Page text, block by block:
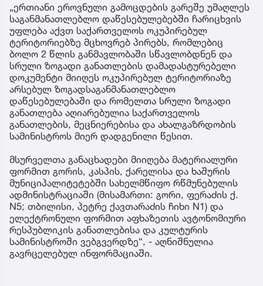
„ერთიანი ეროვნული გამოცდების გარეშე უმაღლეს
საგანმანათლებლო დაწესებულებებში ჩარიცხვის
უფლება აქვთ საქართველოს ოკუპირებულ
ტერიტორიებზე მცხოვრებ პირებს, რომლებიც
ბოლო 2 წლის განმავლობაში სწავლობდნენ და
სრული ზოგადი განათლების დამადასტურებელი
დოკუმენტი მიიღეს ოკუპირებულ ტერიტორიაზე
არსებულ ზოგადსაგანმანათლებლო
დაწესებულებაში და რომელთა სრული ზოგადი
განათლება აღიარებულია საქართველოს
განათლების, მეცნიერებისა და ახალგაზრდობის
სამინისტროს მიერ დადგენილი წესით.
მსურველთა განაცხადები მიიღება მატერიალური
ფორმით გორის, კასპის, ქარელისა და ხაშურის
მუნიციპალიტეტებში სახელმწიფო რწმუნებულის
ადმინისტრაციაში (მისამართი: გორი, ფერაძის ქ.
N5; თბილისი, პეტრე ქავთარაძის ჩიხი N1) და
ელექტრონული ფორმით აფხაზეთის ავტონომიური
რესპუბლიკის განათლებისა და კულტურის
სამინისტროში ვებგვერდზე“, - აღნიშნულია
გავრცელებულ ინფორმაციაში.